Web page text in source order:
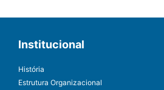
Institucional
História
Estrutura Organizacional